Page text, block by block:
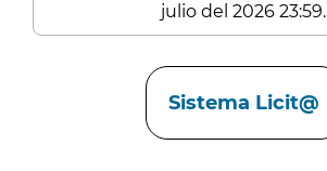
julio del 2026 23:59.
Sistema Licit@